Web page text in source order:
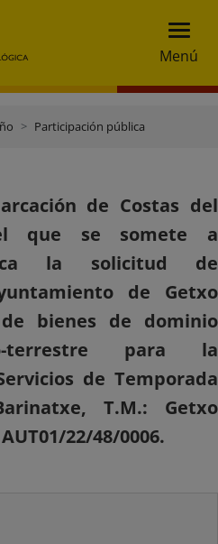
Menú
Participación pública
de Costas del
que se somete a
la solicitud de
de Getxo
bienes de dominio
terrestre para la
de Temporada
T.M.: Getxo
22/48/0006.